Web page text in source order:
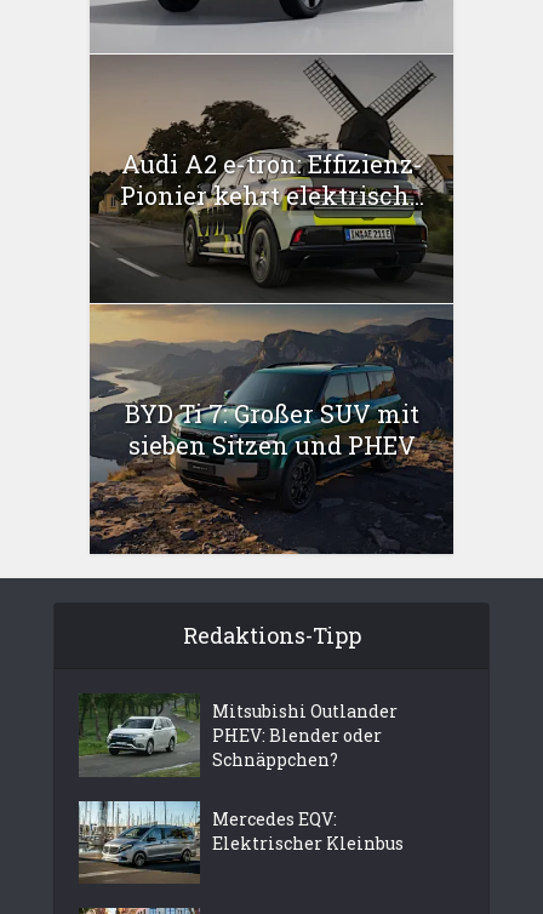
Audi A2 e-tron: Effizienz-
Pionier kehrt elektrisch...
BYD Ti 7: Großer SUV mit
sieben Sitzen und PHEV
Redaktions-Tipp
Mitsubishi Outlander
PHEV: Blender oder
Schnäppchen?
Mercedes EQV:
Elektrischer Kleinbus